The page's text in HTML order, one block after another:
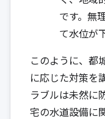
です。無
て水位が
このように、都
に応じた対策を
ラブルは未然に
宅の水道設備に